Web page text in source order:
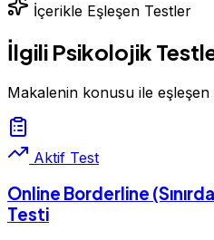
İçerikle Eşleşen Testler
İlgili Psikolojik
Makalenin konusu ile
Aktif Test
Online Borderline
Testi